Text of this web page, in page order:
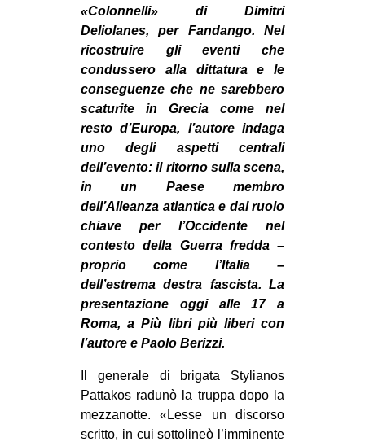
MOBILITAZIONI
SPAZI
SPORT POPOLARE
MOVIMENTI
AMBIENTE
ANTIFASCISMO
DIRITTO ALL’ABITARE
GENERI
MIGRAZIONI
PRECARIATO
REPRESSIONE
CULTURE
ARTE
«Colonnelli» di Dimitri
Deliolanes, per Fandango. Nel
ricostruire gli eventi che
condussero alla dittatura e le
conseguenze che ne sarebbero
scaturite in Grecia come nel
resto d’Europa, l’autore indaga
uno degli aspetti centrali
dell’evento: il ritorno sulla scena,
in un Paese membro
dell’Alleanza atlantica e dal ruolo
chiave per l’Occidente nel
contesto della Guerra fredda –
proprio come l’Italia –
dell’estrema destra fascista. La
presentazione oggi alle 17 a
Roma, a Più libri più liberi con
l’autore e Paolo Berizzi.
Il generale di brigata Stylianos
Pattakos radunò la truppa dopo la
mezzanotte. «Lesse un discorso
scritto, in cui sottolineò l’imminente